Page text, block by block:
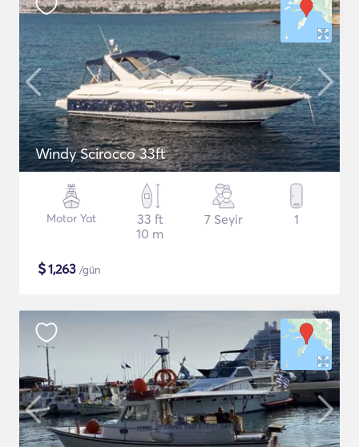
Windy Scirocco 33ft
Motor Yat
33 ft
10 m
7 Seyir 1
$1,263 /gün